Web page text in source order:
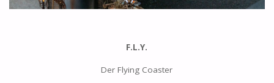
F.L.Y.
Der Flying Coaster